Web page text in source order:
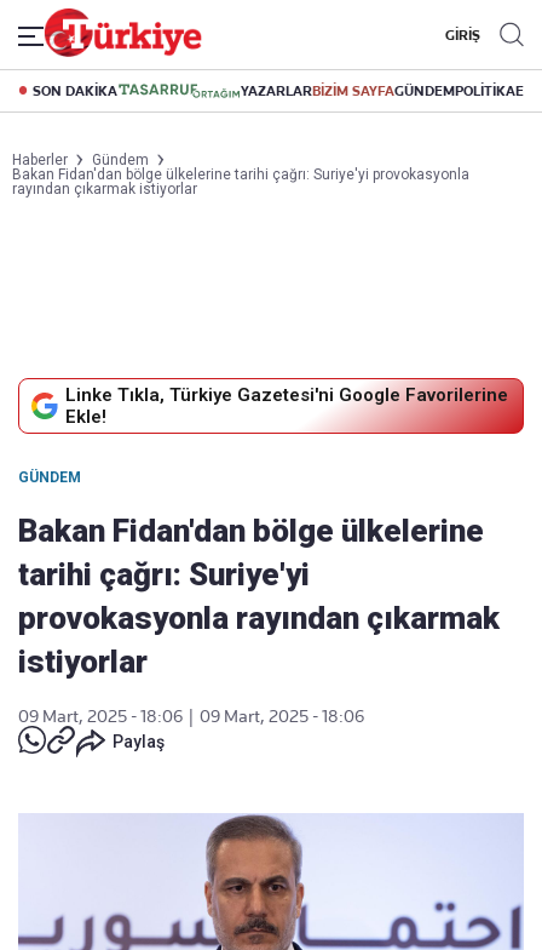
GİRİŞ
SON DAKİKA YAZARLARBİZİM SAYFAGÜNDEMPOLİTİKA
Haberler
Gündem
Bakan Fidan'dan bölge ülkelerine tarihi çağrı: Suriye'yi provokasyonla
rayından çıkarmak istiyorlar
Linke Tıkla, Türkiye Gazetesi'ni Google Favorilerine
Ekle!
GÜNDEM
Bakan Fidan'dan bölge ülkelerine
tarihi çağrı: Suriye'yi
provokasyonla rayından çıkarmak
istiyorlar
09 Mart, 2025 - 18:06
09 Mart, 2025 - 18:06
Paylaş